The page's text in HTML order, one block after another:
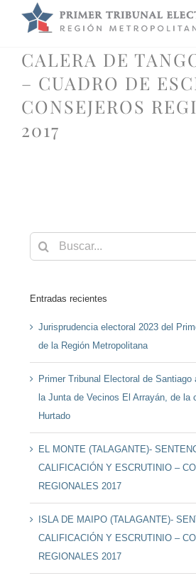
CALERA DE
– CUADRO DE
CONSEJEROS
2017
Buscar:
Entradas recientes
Jurisprudencia electoral 2023 del
de la Región Metropolitana
Primer Tribunal Electoral de Santiago
la Junta de Vecinos El Arrayán, de la
Hurtado
EL MONTE (TALAGANTE)-
CALIFICACIÓN Y ESCRUTINIO –
REGIONALES 2017
ISLA DE MAIPO (TALAGANTE)-
CALIFICACIÓN Y ESCRUTINIO –
REGIONALES 2017